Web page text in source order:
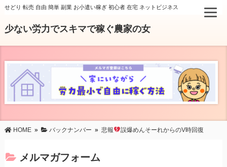
せどり 転売 自由 簡単 副業 お小遣い稼ぎ 初心者 在宅 ネットビジネス
少ない労力でスキマで稼ぐ農家の女
HOME» バックナンバー » 悲報 誤爆めんそーれからのV時回復
メルマガフォーム